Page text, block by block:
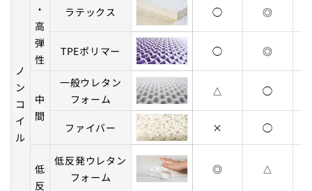
ノ
ン
コ
イ
ル
・
高
弾
性
ラテックス ◯ ◎
TPEポリマー ◯ ◎
中
間
一般ウレタン
フォーム
△ ◯
ファイバー × ◯
低
反
低反発ウレタン
フォーム
◎ △